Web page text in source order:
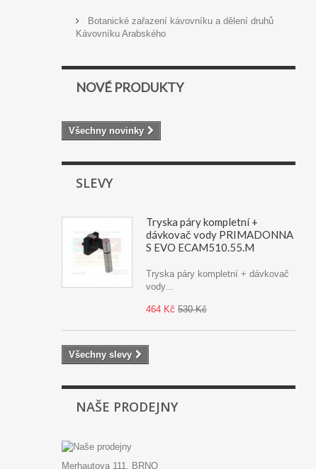
Botanické zařazení kávovníku a dělení druhů
Kávovníku Arabského
NOVÉ PRODUKTY
Všechny novinky
SLEVY
Tryska páry kompletní +
dávkovač vody PRIMADONNA
S EVO ECAM510.55.M
Tryska páry kompletní + dávkovač
vody...
464 Kč 530 Kč
Všechny slevy
NAŠE PRODEJNY
Merhautova 111, BRNO